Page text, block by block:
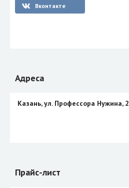
Вконтакте
Адреса
Казань, ул. Профессора Нужина, 2
Прайс-лист